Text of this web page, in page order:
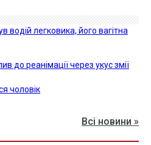
водій легковика, його вагітна
до реанімації через укус змії
чоловік
Всі новини »